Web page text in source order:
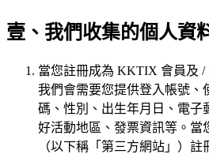
壹、我們收集的個人資
當您註冊成為 KKTIX 會員及 /
我們會需要您提供登入帳號、
碼、性別、出生年月日、電子
好活動地區、發票資訊等。當
（以下稱「第三方網站」）